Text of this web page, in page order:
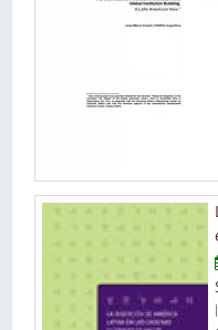
protagonismo
datos ilustran sobre la
dinámicas de mercado
esas trayectorias: Brasil
económico cada vez
ganado una presencia
Además, y a diferencia
internacional del
contar con los recursos